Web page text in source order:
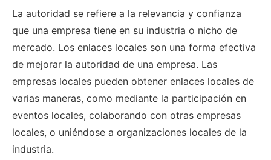
La autoridad se refiere a la relevancia y confianza
que una empresa tiene en su industria o nicho de
mercado. Los enlaces locales son una forma efectiva
de mejorar la autoridad de una empresa. Las
empresas locales pueden obtener enlaces locales de
varias maneras, como mediante la participación en
eventos locales, colaborando con otras empresas
locales, o uniéndose a organizaciones locales de la
industria.